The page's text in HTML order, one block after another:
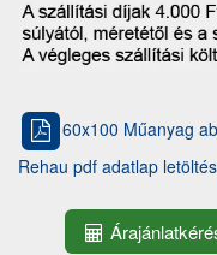
60x100 Műanyag
Rehau pdf adatlap